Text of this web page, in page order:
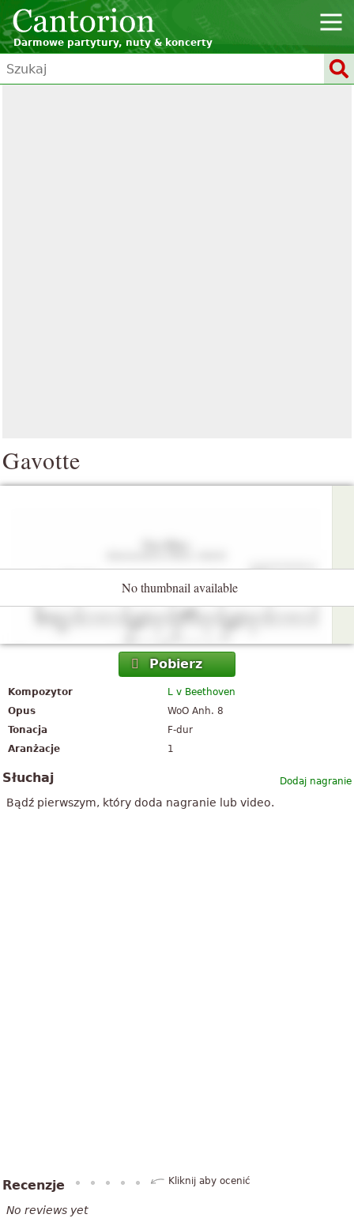
Darmowe partytury, nuty & koncerty
Gavotte
No thumbnail available
Pobierz
Kompozytor
L v Beethoven
Opus
WoO Anh. 8
Tonacja
F-dur
Aranżacje
1
Dodaj nagranie
Słuchaj
Bądź pierwszym, który doda nagranie lub video.
Recenzje Kliknij aby ocenić
No reviews yet